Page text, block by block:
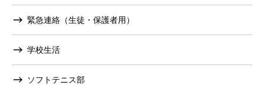
緊急連絡（生徒・保護者用）
学校生活
ソフトテニス部